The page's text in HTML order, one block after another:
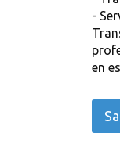
-
en